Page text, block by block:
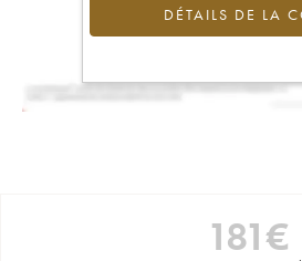
DÉTAILS DE LA
181€